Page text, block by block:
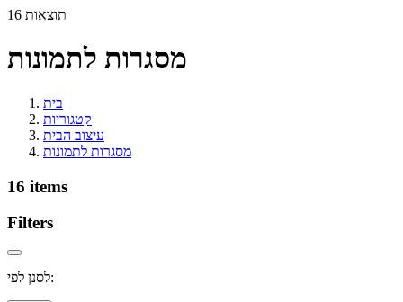
16 תוצאות
מסגרות לתמונות
בית
קטגוריות
עיצוב הבית
מסגרות לתמונות
16 items
Filters
לסנן לפי: